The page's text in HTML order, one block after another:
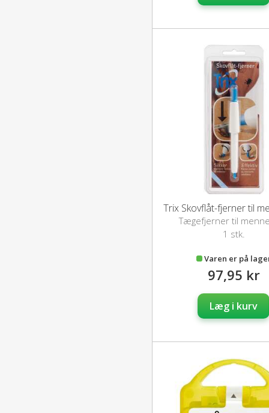
Trix Skovflåt-fjerner til
Tægefjerner til
1 stk.
Varen er på
97,95 kr
Læg i kurv